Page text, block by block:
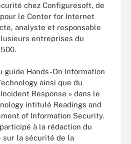
chez Configuresoft, de
le Center for Internet
analyste et responsable
entreprises du
guide Hands-On Information
ainsi que du
Response » dans le
intitulé Readings and
of Information Security.
à la rédaction du
sur la sécurité de la